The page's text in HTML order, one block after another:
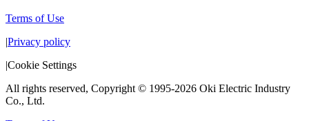
Terms of Use
|Privacy policy
|Cookie Settings
All rights reserved, Copyright © 1995-2026 Oki Electric Industry
Co., Ltd.